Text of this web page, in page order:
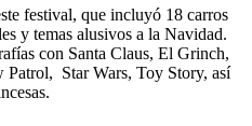
festival, que incluyó 18 carros
y temas alusivos a la Navidad.
con Santa Claus, El Grinch,
Star Wars, Toy Story, así